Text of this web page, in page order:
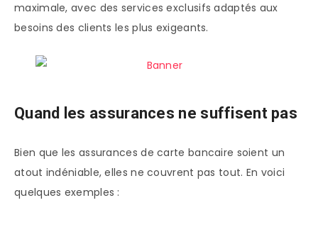
maximale, avec des services exclusifs adaptés aux
besoins des clients les plus exigeants.
Quand les assurances ne suffisent pas
Bien que les assurances de carte bancaire soient un
atout indéniable, elles ne couvrent pas tout. En voici
quelques exemples :